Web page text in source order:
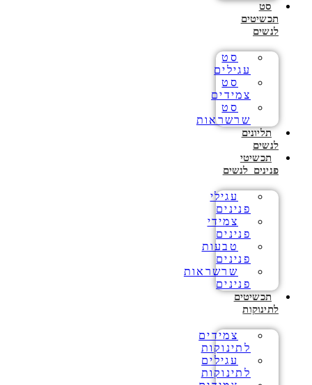
סט
תכשיטים
לנשים
סט
עגילים
סט
צמידים
סט
שרשראות
תליונים
לנשים
תכשיטי
פנינים לנשים
עגילי
פנינים
צמידי
פנינים
טבעות
פנינים
שרשראות
פנינים
תכשיטים
לתינוקות
צמידים
לתינוקות
עגילים
לתינוקות